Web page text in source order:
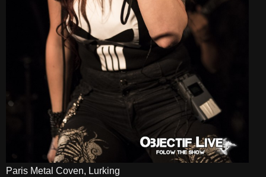
Paris Metal Coven, Lurking